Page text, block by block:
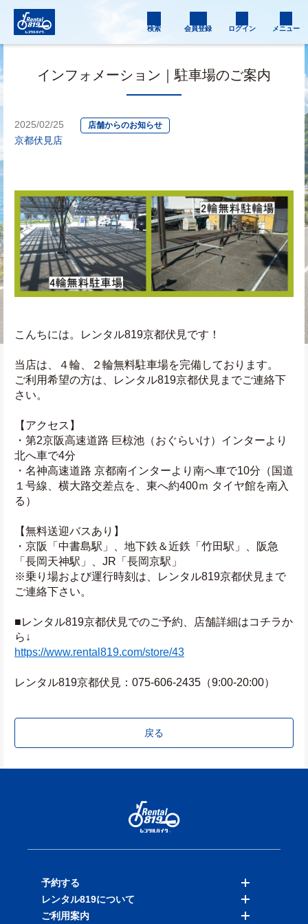
検索 会員登録 ログイン メニュー
インフォメーション｜駐車場のご案内
2025/02/25 店舗からのお知らせ
京都伏見店
こんちには。レンタル819京都伏見です！
当店は、４輪、２輪無料駐車場を完備しております。
ご利用希望の方は、レンタル819京都伏見までご連絡下
さい。
【アクセス】
・第2京阪高速道路 巨椋池（おぐらいけ）インターより
北へ車で4分
・名神高速道路 京都南インターより南へ車で10分（国道
１号線、横大路交差点を、東へ約400ｍ タイヤ館を南入
る）
【無料送迎バスあり】
・京阪「中書島駅」、地下鉄＆近鉄「竹田駅」、阪急
「長岡天神駅」、JR「長岡京駅」
※乗り場および運行時刻は、レンタル819京都伏見まで
ご連絡下さい。
■レンタル819京都伏見でのご予約、店舗詳細はコチラか
ら↓
https://www.rental819.com/store/43
レンタル819京都伏見：075-606-2435（9:00-20:00）
戻る
予約する
バイクを探す
レンタル819について
ご利用案内